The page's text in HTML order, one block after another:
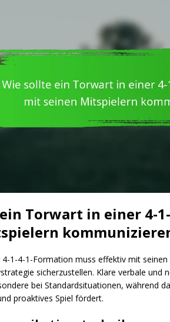
Torwart in einer 4-
1-4-1-Formation muss effektiv mit
sicherzustellen. Klare verbale und
bei Standardsituationen, während
proaktives Spiel fördert.